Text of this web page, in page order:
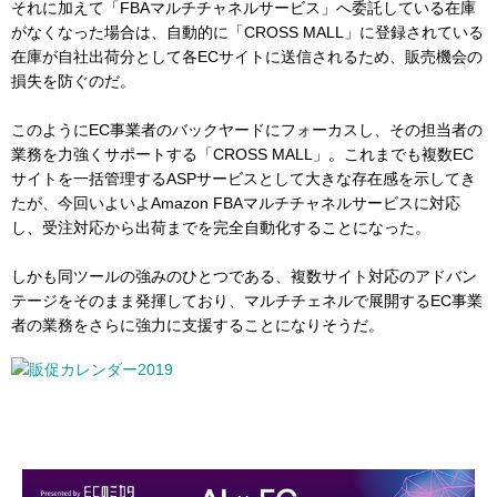
それに加えて「FBAマルチチャネルサービス」へ委託している在庫
がなくなった場合は、自動的に「CROSS MALL」に登録されている
在庫が自社出荷分として各ECサイトに送信されるため、販売機会の
損失を防ぐのだ。
このようにEC事業者のバックヤードにフォーカスし、その担当者の
業務を力強くサポートする「CROSS MALL」。これまでも複数EC
サイトを一括管理するASPサービスとして大きな存在感を示してき
たが、今回いよいよAmazon FBAマルチチャネルサービスに対応
し、受注対応から出荷までを完全自動化することになった。
しかも同ツールの強みのひとつである、複数サイト対応のアドバン
テージをそのまま発揮しており、マルチチェネルで展開するEC事業
者の業務をさらに強力に支援することになりそうだ。